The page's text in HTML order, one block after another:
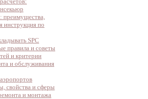
преимущества,
инструкция по
SPC
правила и советы
и критерии
и обслуживания
свойства и сферы
и монтажа